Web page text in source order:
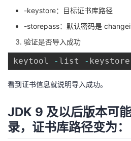
-keystore：目标证书库路径
-storepass：默认密码是
验证是否导入成功
keytool - list -
看到证书信息就说明导入成功。
JDK 9 及以后版本可
录，证书库路径变为：